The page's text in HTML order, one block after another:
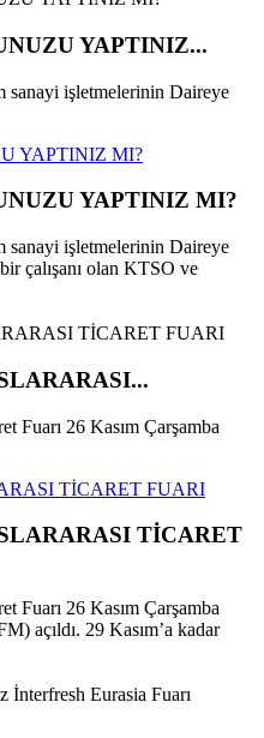
YAPTINIZ...
sanayi işletmelerinin Daireye
YAPTINIZ MI?
YAPTINIZ MI?
sanayi işletmelerinin Daireye
çalışanı olan KTSO ve
Fuarı 26 Kasım Çarşamba
TİCARET FUARI
TİCARET
Fuarı 26 Kasım Çarşamba
açıldı. 29 Kasım’a kadar